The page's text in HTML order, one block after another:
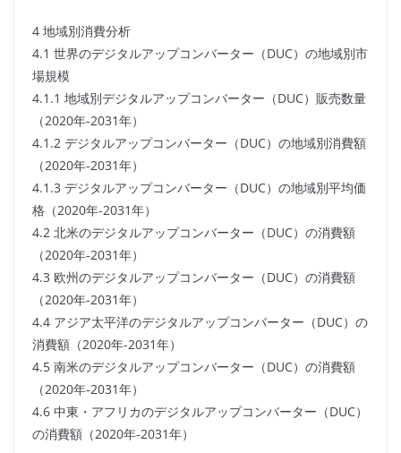
4 地域別消費分析
4.1 世界のデジタルアップコンバーター（DUC）の地域別市
場規模
4.1.1 地域別デジタルアップコンバーター（DUC）販売数量
（2020年-2031年）
4.1.2 デジタルアップコンバーター（DUC）の地域別消費額
（2020年-2031年）
4.1.3 デジタルアップコンバーター（DUC）の地域別平均価
格（2020年-2031年）
4.2 北米のデジタルアップコンバーター（DUC）の消費額
（2020年-2031年）
4.3 欧州のデジタルアップコンバーター（DUC）の消費額
（2020年-2031年）
4.4 アジア太平洋のデジタルアップコンバーター（DUC）の
消費額（2020年-2031年）
4.5 南米のデジタルアップコンバーター（DUC）の消費額
（2020年-2031年）
4.6 中東・アフリカのデジタルアップコンバーター（DUC）
の消費額（2020年-2031年）